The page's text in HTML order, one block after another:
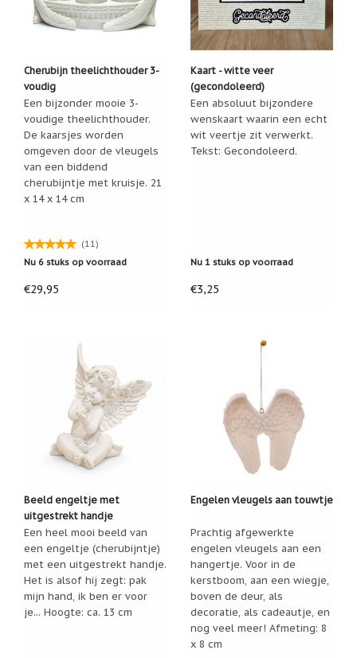
Cadeau
inpakservice
toelichting
Willow
of
Jim
Shore:
welk
beeldje
past
moment?
Mijn
met
wanneer
Lotus
regenboog
Nieuw:
Cherubijn theelichthouder 3-
voudig
Een bijzonder mooie 3-
voudige theelichthouder.
De kaarsjes worden
omgeven door de vleugels
van een biddend
cherubijntje met kruisje. 21
x 14 x 14 cm
(11)
Nu 6 stuks op voorraad
€29,95
Kaart - witte veer
(gecondoleerd)
Een absoluut bijzondere
wenskaart waarin een echt
wit veertje zit verwerkt.
Tekst: Gecondoleerd.
Nu 1 stuks op voorraad
€3,25
Beeld engeltje met
uitgestrekt handje
Een heel mooi beeld van
een engeltje (cherubijntje)
met een uitgestrekt handje.
Het is alsof hij zegt: pak
mijn hand, ik ben er voor
je... Hoogte: ca. 13 cm
Engelen vleugels aan touwtje
Prachtig afgewerkte
engelen vleugels aan een
hangertje. Voor in de
kerstboom, aan een wiegje,
boven de deur, als
decoratie, als cadeautje, en
nog veel meer! Afmeting: 8
x 8 cm